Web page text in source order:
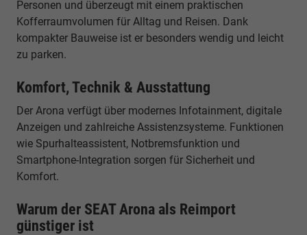
Personen und überzeugt mit einem praktischen
Kofferraumvolumen für Alltag und Reisen. Dank
kompakter Bauweise ist er besonders wendig und leicht
zu parken.
Komfort, Technik & Ausstattung
Der Arona verfügt über modernes Infotainment, digitale
Anzeigen und zahlreiche Assistenzsysteme. Funktionen
wie Spurhalteassistent, Notbremsfunktion und
Smartphone-Integration sorgen für Sicherheit und
Komfort.
Warum der SEAT Arona als Reimport
günstiger ist